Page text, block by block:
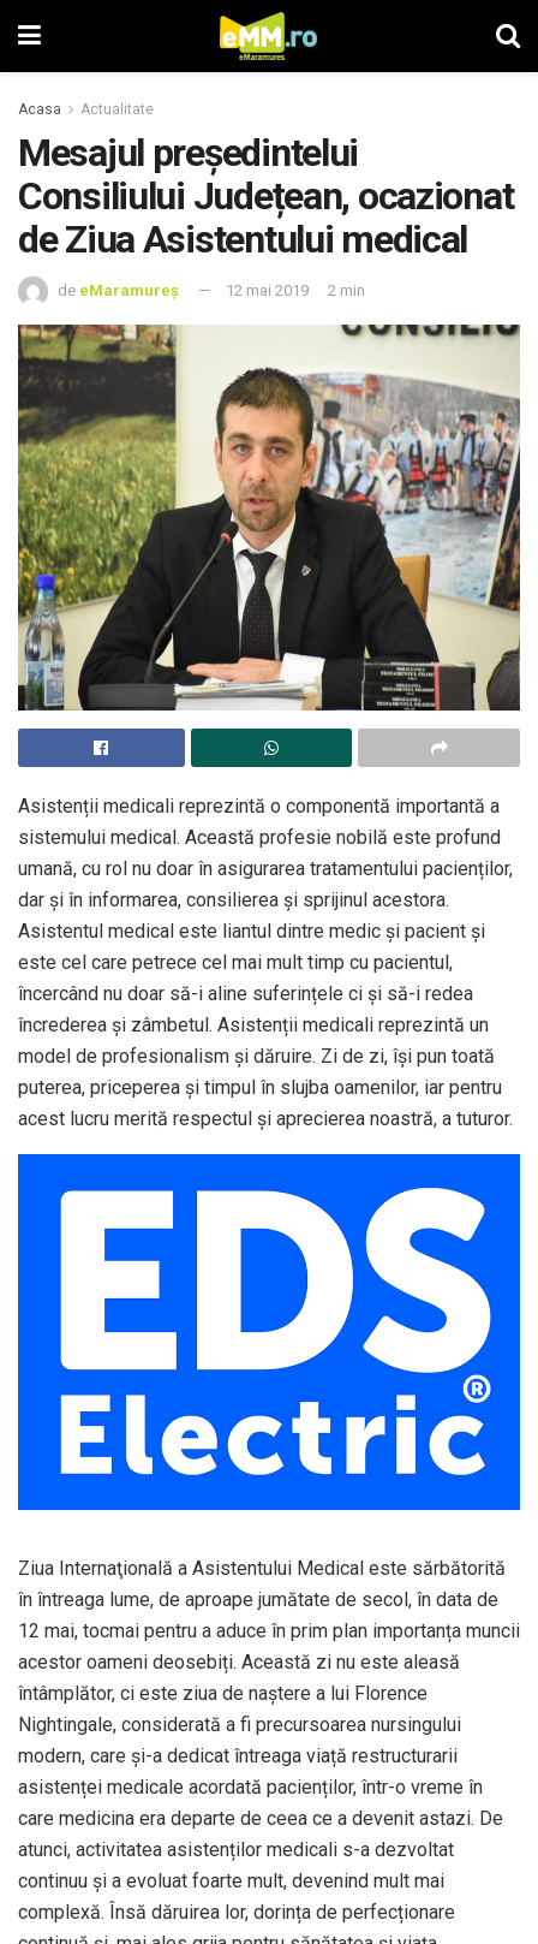
Acasa Actualitate
Mesajul președintelui
Consiliului Județean, ocazionat
de Ziua Asistentului medical
de eMaramureș 12 mai 2019 2 min
Asistenții medicali reprezintă o componentă importantă a
sistemului medical. Această profesie nobilă este profund
umană, cu rol nu doar în asigurarea tratamentului pacienților,
dar și în informarea, consilierea și sprijinul acestora.
Asistentul medical este liantul dintre medic și pacient și
este cel care petrece cel mai mult timp cu pacientul,
încercând nu doar să-i aline suferințele ci și să-i redea
încrederea și zâmbetul. Asistenții medicali reprezintă un
model de profesionalism și dăruire. Zi de zi, își pun toată
puterea, priceperea și timpul în slujba oamenilor, iar pentru
acest lucru merită respectul și aprecierea noastră, a tuturor.
Ziua Internaţională a Asistentului Medical este sărbătorită
în întreaga lume, de aproape jumătate de secol, în data de
12 mai, tocmai pentru a aduce în prim plan importanța muncii
acestor oameni deosebiți. Această zi nu este aleasă
întâmplător, ci este ziua de naștere a lui Florence
Nightingale, considerată a fi precursoarea nursingului
modern, care și-a dedicat întreaga viață restructurarii
asistenței medicale acordată pacienților, într-o vreme în
care medicina era departe de ceea ce a devenit astazi. De
atunci, activitatea asistenților medicali s-a dezvoltat
continuu și a evoluat foarte mult, devenind mult mai
complexă. Însă dăruirea lor, dorința de perfecționare